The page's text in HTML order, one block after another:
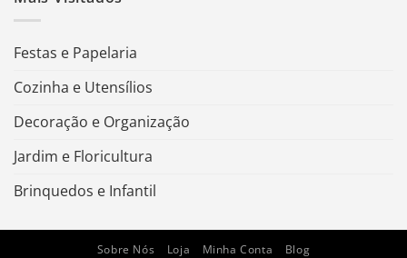
Festas e Papelaria
Cozinha e Utensílios
Decoração e Organização
Jardim e Floricultura
Brinquedos e Infantil
Sobre Nós Loja Minha Conta Blog